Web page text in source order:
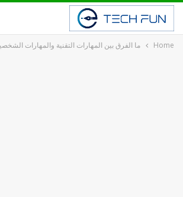
Home ما الفرق بين المهارات التقنية والمهارات